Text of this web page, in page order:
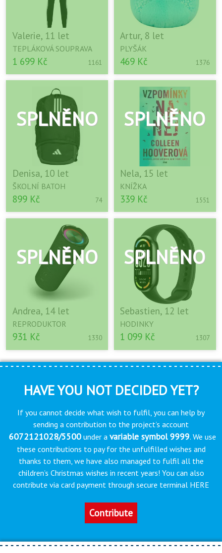
Valerie, 11 let
TEPLÁKOVÁ SOUPRAVA
1 699 Kč 1161
Artur, 8 let
PLYŠÁK
469 Kč 1376
Denisa, 10 let
ŠKOLNÍ BATOH
899 Kč 74
Nela, 15 let
KNÍŽKA
339 Kč 1551
Andrea, 14 let
REPRODUKTOR
931 Kč 1330
Sebastien, 12 let
HODINKY
1 099 Kč 1307
HAVE YOU NOT DECIDED YET?
If you cannot decide what wish to fulfil, you can help by
sending a contribution to the project’s account
6072121028/5500under a variable symbol 9999. We use
these contributions to pay for the unfulfilled wishes and
thanks to them, we have also managed to fulfil all the
children’s Christmas wishes in recent years! You can also
contribute via card payment through secure terminal HERE
Contribute